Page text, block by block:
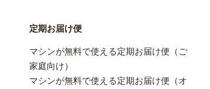
だ
い:
定期お届け便
マシンが無料で使える定期お届け便（ご
家庭向け）
マシンが無料で使える定期お届け便（オ